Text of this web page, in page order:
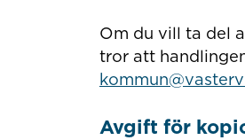
Om du vill ta del
tror att
Avgift för